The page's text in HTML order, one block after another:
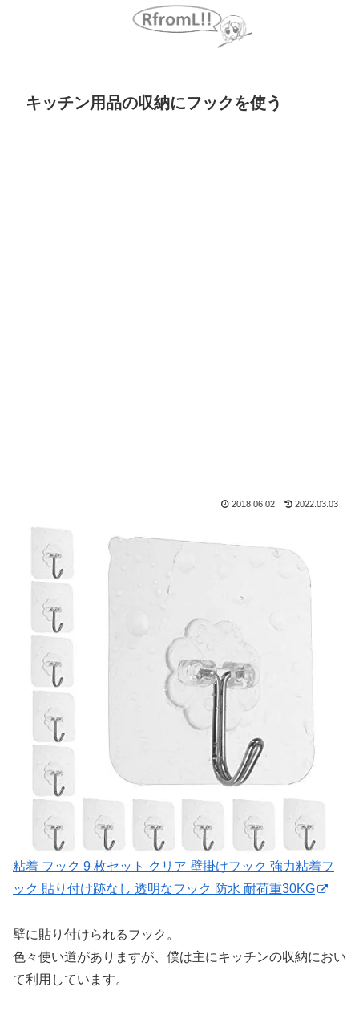
キッチン用品の収納にフックを使う
2018.06.02 2022.03.03
粘着 フック 9 枚セット クリア 壁掛けフック 強力粘着フ
ック 貼り付け跡なし 透明なフック 防水 耐荷重30KG
壁に貼り付けられるフック。
色々使い道がありますが、僕は主にキッチンの収納におい
て利用しています。